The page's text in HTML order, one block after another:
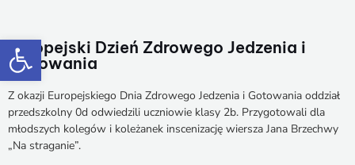
Otwórz pasek narzędzi
Europejski Dzień Zdrowego Jedzenia i
Gotowania
Z okazji Europejskiego Dnia Zdrowego Jedzenia i Gotowania oddział
przedszkolny 0d odwiedzili uczniowie klasy 2b. Przygotowali dla
młodszych kolegów i koleżanek inscenizację wiersza Jana Brzechwy
„Na straganie”.